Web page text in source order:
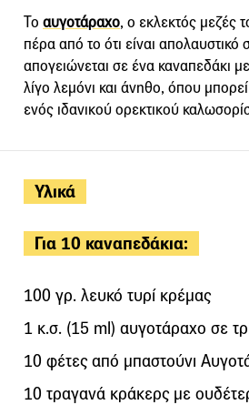
Υλικά
Για 10 καναπεδάκια:
100 γρ. λευκό τυρί κρέμας
1 κ.σ. (15 ml) αυγοτάραχο σε
10 φέτες από μπαστούνι
10 τραγανά κράκερς με
Το αυγοτάραχο, ο εκλεκτός μεζές
πέρα από το ότι είναι απολαυστικό
απογειώνεται σε ένα καναπεδάκι
λίγο λεμόνι και άνηθο, όπου
ενός ιδανικού ορεκτικού